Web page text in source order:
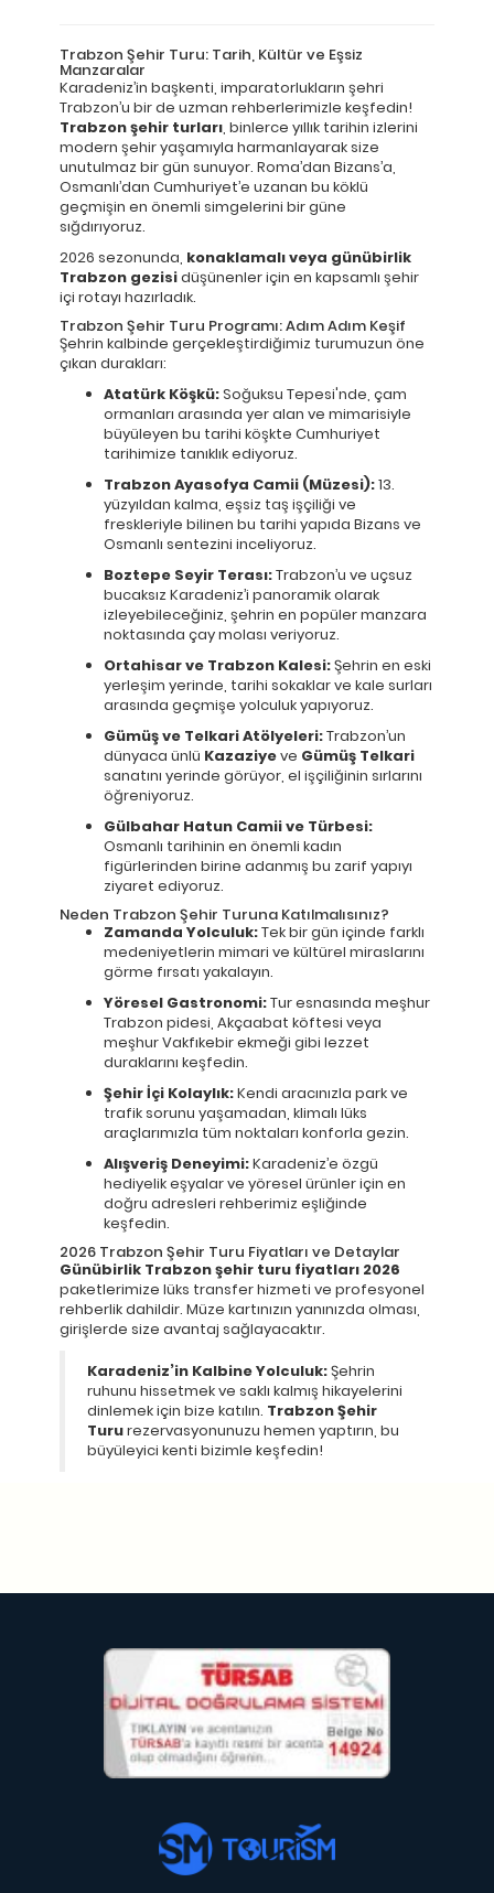
Trabzon Şehir Turu: Tarih, Kültür ve Eşsiz
Manzaralar
Karadeniz’in başkenti, imparatorlukların şehri
Trabzon’u bir de uzman rehberlerimizle keşfedin!
Trabzon şehir turları, binlerce yıllık tarihin izlerini
modern şehir yaşamıyla harmanlayarak size
unutulmaz bir gün sunuyor. Roma’dan Bizans’a,
Osmanlı’dan Cumhuriyet’e uzanan bu köklü
geçmişin en önemli simgelerini bir güne
sığdırıyoruz.
2026 sezonunda, konaklamalı veya günübirlik
Trabzon gezisidüşünenler için en kapsamlı şehir
içi rotayı hazırladık.
Trabzon Şehir Turu Programı: Adım Adım Keşif
Şehrin kalbinde gerçekleştirdiğimiz turumuzun öne
çıkan durakları:
Atatürk Köşkü:Soğuksu Tepesi'nde, çam
ormanları arasında yer alan ve mimarisiyle
büyüleyen bu tarihi köşkte Cumhuriyet
tarihimize tanıklık ediyoruz.
Trabzon Ayasofya Camii (Müzesi):13.
yüzyıldan kalma, eşsiz taş işçiliği ve
freskleriyle bilinen bu tarihi yapıda Bizans ve
Osmanlı sentezini inceliyoruz.
Boztepe Seyir Terası:Trabzon’u ve uçsuz
bucaksız Karadeniz’i panoramik olarak
izleyebileceğiniz, şehrin en popüler manzara
noktasında çay molası veriyoruz.
Ortahisar ve Trabzon Kalesi:Şehrin en eski
yerleşim yerinde, tarihi sokaklar ve kale surları
arasında geçmişe yolculuk yapıyoruz.
Gümüş ve Telkari Atölyeleri:Trabzon’un
dünyaca ünlü Kazaziyeve Gümüş Telkari
sanatını yerinde görüyor, el işçiliğinin sırlarını
öğreniyoruz.
Gülbahar Hatun Camii ve Türbesi:
Osmanlı tarihinin en önemli kadın
figürlerinden birine adanmış bu zarif yapıyı
ziyaret ediyoruz.
Neden Trabzon Şehir Turuna Katılmalısınız?
Zamanda Yolculuk:Tek bir gün içinde farklı
medeniyetlerin mimari ve kültürel miraslarını
görme fırsatı yakalayın.
Yöresel Gastronomi:Tur esnasında meşhur
Trabzon pidesi, Akçaabat köftesi veya
meşhur Vakfıkebir ekmeği gibi lezzet
duraklarını keşfedin.
Şehir İçi Kolaylık:Kendi aracınızla park ve
trafik sorunu yaşamadan, klimalı lüks
araçlarımızla tüm noktaları konforla gezin.
Alışveriş Deneyimi:Karadeniz’e özgü
hediyelik eşyalar ve yöresel ürünler için en
doğru adresleri rehberimiz eşliğinde
keşfedin.
2026 Trabzon Şehir Turu Fiyatları ve Detaylar
Günübirlik Trabzon şehir turu fiyatları 2026
paketlerimize lüks transfer hizmeti ve profesyonel
rehberlik dahildir. Müze kartınızın yanınızda olması,
girişlerde size avantaj sağlayacaktır.
Karadeniz’in Kalbine Yolculuk:Şehrin
ruhunu hissetmek ve saklı kalmış hikayelerini
dinlemek için bize katılın. Trabzon Şehir
Tururezervasyonunuzu hemen yaptırın, bu
büyüleyici kenti bizimle keşfedin!